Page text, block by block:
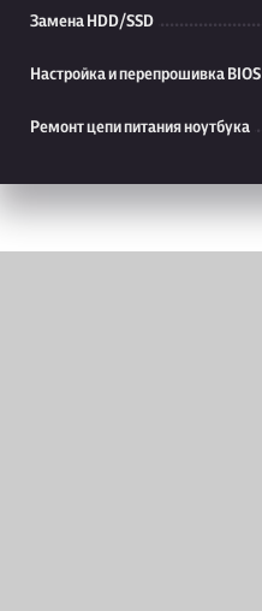
Замена HDD/SSD
Настройка и перепрошивка BIOS
Ремонт цепи питания ноутбука